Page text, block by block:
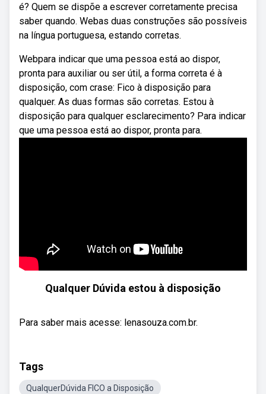
é? Quem se dispõe a escrever corretamente precisa
saber quando. Webas duas construções são possíveis
na língua portuguesa, estando corretas.
Webpara indicar que uma pessoa está ao dispor,
pronta para auxiliar ou ser útil, a forma correta é à
disposição, com crase: Fico à disposição para
qualquer. As duas formas são corretas. Estou à
disposição para qualquer esclarecimento? Para indicar
que uma pessoa está ao dispor, pronta para.
Qualquer Dúvida estou à disposição
Para saber mais acesse: lenasouza.com.br.
Tags
QualquerDúvida FICO a Disposição